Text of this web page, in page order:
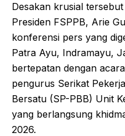
Desakan krusial
Presiden FSPPB, Arie
konferensi pers yang
Patra Ayu, Indramayu,
bertepatan dengan
pengurus Serikat
Bersatu (SP-PBB) Unit
yang berlangsung
2026.